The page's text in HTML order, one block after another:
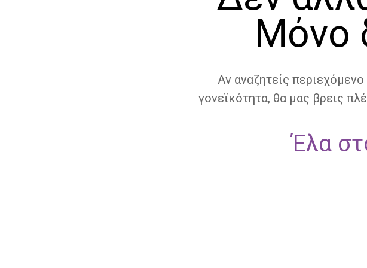
Μόνο
Αν αναζητείς περιεχόμενο
γονεϊκότητα, θα μας βρεις
Έλα